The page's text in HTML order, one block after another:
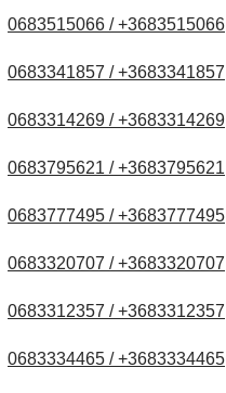
0683515066 / +3683515066
0683341857 / +3683341857
0683314269 / +3683314269
0683795621 / +3683795621
0683777495 / +3683777495
0683320707 / +3683320707
0683312357 / +3683312357
0683334465 / +3683334465